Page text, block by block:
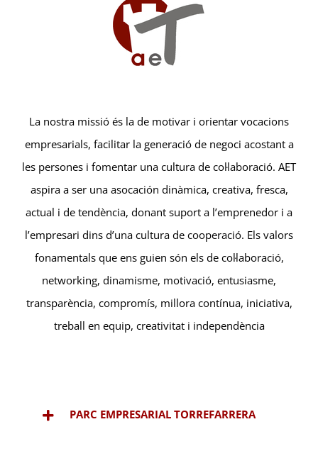
La nostra missió és la de motivar i orientar vocacions
empresarials, facilitar la generació de negoci acostant a
les persones i fomentar una cultura de col·laboració. AET
aspira a ser una asocación dinàmica, creativa, fresca,
actual i de tendència, donant suport a l’emprenedor i a
l’empresari dins d’una cultura de cooperació. Els valors
fonamentals que ens guien són els de col·laboració,
networking, dinamisme, motivació, entusiasme,
transparència, compromís, millora contínua, iniciativa,
treball en equip, creativitat i independència
PARC EMPRESARIAL TORREFARRERA